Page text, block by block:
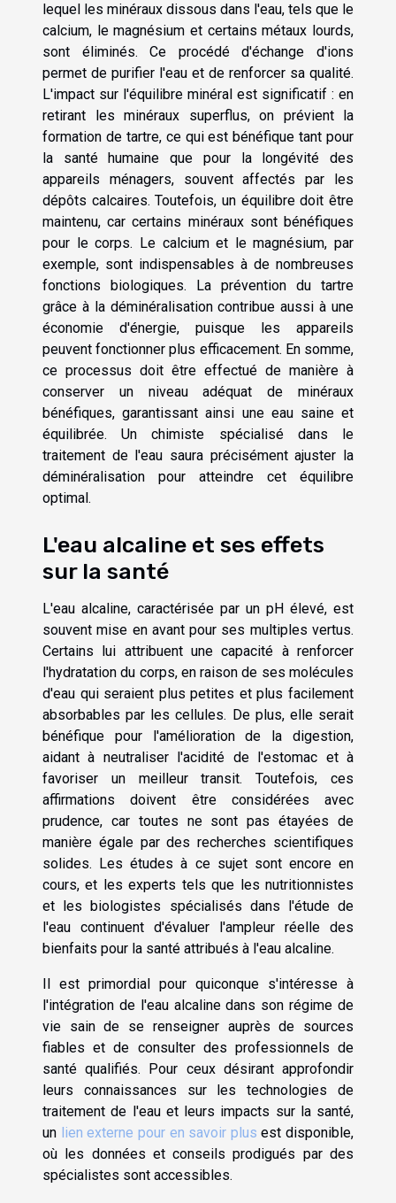
lequel les minéraux dissous dans l'eau, tels que le
calcium, le magnésium et certains métaux lourds,
sont éliminés. Ce procédé d'échange d'ions
permet de purifier l'eau et de renforcer sa qualité.
L'impact sur l'équilibre minéral est significatif : en
retirant les minéraux superflus, on prévient la
formation de tartre, ce qui est bénéfique tant pour
la santé humaine que pour la longévité des
appareils ménagers, souvent affectés par les
dépôts calcaires. Toutefois, un équilibre doit être
maintenu, car certains minéraux sont bénéfiques
pour le corps. Le calcium et le magnésium, par
exemple, sont indispensables à de nombreuses
fonctions biologiques. La prévention du tartre
grâce à la déminéralisation contribue aussi à une
économie d'énergie, puisque les appareils
peuvent fonctionner plus efficacement. En somme,
ce processus doit être effectué de manière à
conserver un niveau adéquat de minéraux
bénéfiques, garantissant ainsi une eau saine et
équilibrée. Un chimiste spécialisé dans le
traitement de l'eau saura précisément ajuster la
déminéralisation pour atteindre cet équilibre
optimal.
L'eau alcaline et ses effets
sur la santé
L'eau alcaline, caractérisée par un pH élevé, est
souvent mise en avant pour ses multiples vertus.
Certains lui attribuent une capacité à renforcer
l'hydratation du corps, en raison de ses molécules
d'eau qui seraient plus petites et plus facilement
absorbables par les cellules. De plus, elle serait
bénéfique pour l'amélioration de la digestion,
aidant à neutraliser l'acidité de l'estomac et à
favoriser un meilleur transit. Toutefois, ces
affirmations doivent être considérées avec
prudence, car toutes ne sont pas étayées de
manière égale par des recherches scientifiques
solides. Les études à ce sujet sont encore en
cours, et les experts tels que les nutritionnistes
et les biologistes spécialisés dans l'étude de
l'eau continuent d'évaluer l'ampleur réelle des
bienfaits pour la santé attribués à l'eau alcaline.
Il est primordial pour quiconque s'intéresse à
l'intégration de l'eau alcaline dans son régime de
vie sain de se renseigner auprès de sources
fiables et de consulter des professionnels de
santé qualifiés. Pour ceux désirant approfondir
leurs connaissances sur les technologies de
traitement de l'eau et leurs impacts sur la santé,
un lien externe pour en savoir plus est disponible,
où les données et conseils prodigués par des
spécialistes sont accessibles.